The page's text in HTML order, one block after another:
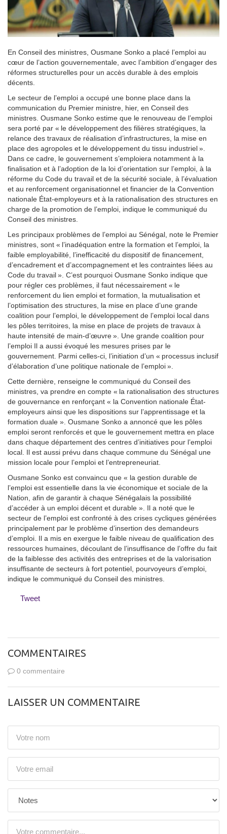
En Conseil des ministres, Ousmane Sonko a placé l’emploi au
cœur de l’action gouvernementale, avec l’ambition d’engager des
réformes structurelles pour un accès durable à des emplois
décents.
Le secteur de l’emploi a occupé une bonne place dans la
communication du Premier ministre, hier, en Conseil des
ministres. Ousmane Sonko estime que le renouveau de l’emploi
sera porté par « le développement des filières stratégiques, la
relance des travaux de réalisation d’infrastructures, la mise en
place des agropoles et le développement du tissu industriel ».
Dans ce cadre, le gouvernement s’emploiera notamment à la
finalisation et à l’adoption de la loi d’orientation sur l’emploi, à la
réforme du Code du travail et de la sécurité sociale, à l’évaluation
et au renforcement organisationnel et financier de la Convention
nationale État-employeurs et à la rationalisation des structures en
charge de la promotion de l’emploi, indique le communiqué du
Conseil des ministres.
Les principaux problèmes de l’emploi au Sénégal, note le Premier
ministres, sont « l’inadéquation entre la formation et l’emploi, la
faible employabilité, l’inefficacité du dispositif de financement,
d’encadrement et d’accompagnement et les contraintes liées au
Code du travail ». C’est pourquoi Ousmane Sonko indique que
pour régler ces problèmes, il faut nécessairement « le
renforcement du lien emploi et formation, la mutualisation et
l’optimisation des structures, la mise en place d’une grande
coalition pour l’emploi, le développement de l’emploi local dans
les pôles territoires, la mise en place de projets de travaux à
haute intensité de main-d’œuvre ». Une grande coalition pour
l’emploi Il a aussi évoqué les mesures prises par le
gouvernement. Parmi celles-ci, l’initiation d’un « processus inclusif
d’élaboration d’une politique nationale de l’emploi ».
Cette dernière, renseigne le communiqué du Conseil des
ministres, va prendre en compte « la rationalisation des structures
de gouvernance en renforçant « la Convention nationale État-
employeurs ainsi que les dispositions sur l’apprentissage et la
formation duale ». Ousmane Sonko a annoncé que les pôles
emploi seront renforcés et que le gouvernement mettra en place
dans chaque département des centres d’initiatives pour l’emploi
local. Il est aussi prévu dans chaque commune du Sénégal une
mission locale pour l’emploi et l’entrepreneuriat.
Ousmane Sonko est convaincu que « la gestion durable de
l’emploi est essentielle dans la vie économique et sociale de la
Nation, afin de garantir à chaque Sénégalais la possibilité
d’accéder à un emploi décent et durable ». Il a noté que le
secteur de l’emploi est confronté à des crises cycliques générées
principalement par le problème d’insertion des demandeurs
d’emploi. Il a mis en exergue le faible niveau de qualification des
ressources humaines, découlant de l’insuffisance de l’offre du fait
de la faiblesse des activités des entreprises et de la valorisation
insuffisante de secteurs à fort potentiel, pourvoyeurs d’emploi,
indique le communiqué du Conseil des ministres.
Tweet
COMMENTAIRES
0 commentaire
LAISSER UN COMMENTAIRE